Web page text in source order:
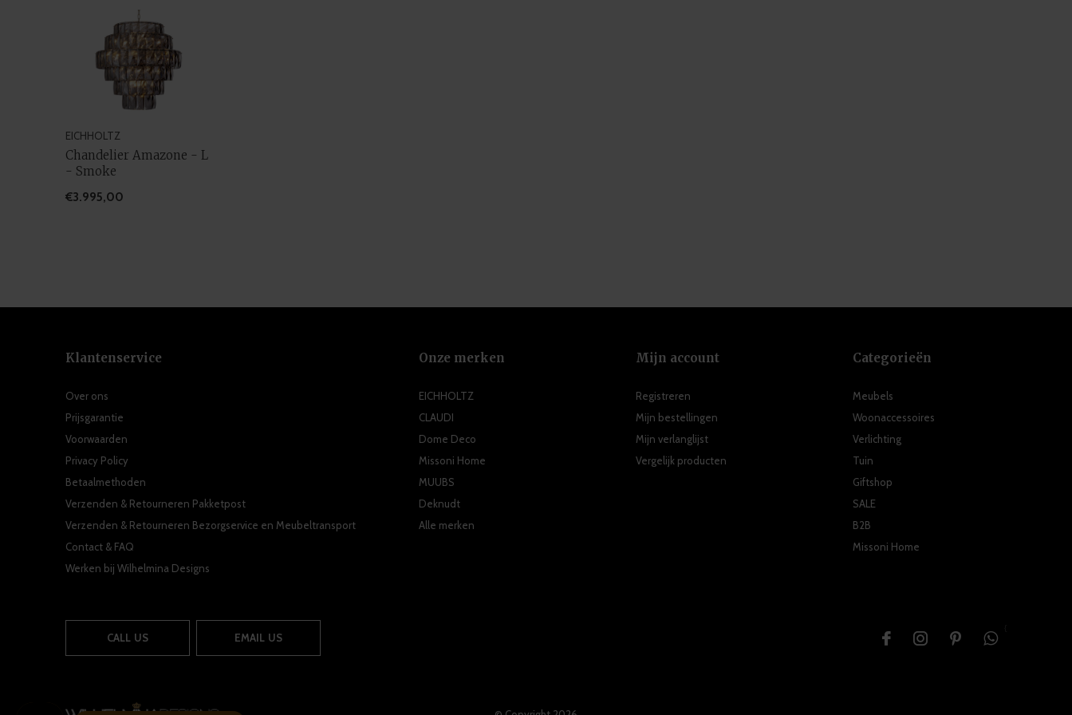
EICHHOLTZ
Chandelier Amazone - L
- Smoke
€3.995,00
Klantenservice
Over ons
Prijsgarantie
Voorwaarden
Privacy Policy
Betaalmethoden
Verzenden & Retourneren Pakketpost
Verzenden & Retourneren Bezorgservice en Meubeltransport
Contact & FAQ
Werken bij Wilhelmina Designs
Onze merken
EICHHOLTZ
CLAUDI
Dome Deco
Missoni Home
MUUBS
Deknudt
Alle merken
Mijn account
Registreren
Mijn bestellingen
Mijn verlanglijst
Vergelijk producten
Categorieën
Meubels
Woonaccessoires
Verlichting
Tuin
Giftshop
SALE
B2B
Missoni Home
CALL US EMAIL US